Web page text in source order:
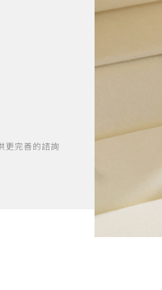
更完善的諮詢